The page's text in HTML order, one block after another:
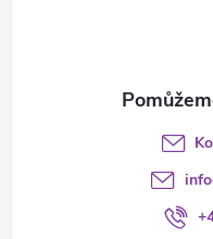
info